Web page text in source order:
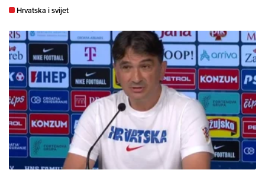
Hrvatska i svijet